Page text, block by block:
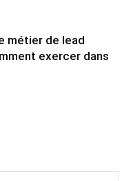
métier de lead
exercer dans